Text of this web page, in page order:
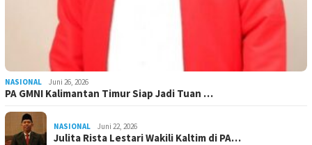
NASIONAL Juni 26, 2026
PA GMNI Kalimantan Timur Siap Jadi Tuan …
NASIONAL Juni 22, 2026
Julita Rista Lestari Wakili Kaltim di PA…